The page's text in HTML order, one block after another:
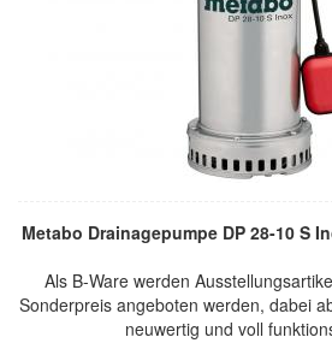
Metabo Drainagepumpe DP 28-10 S
Als B-Ware werden
Sonderpreis angeboten werden, dabei
neuwertig und voll